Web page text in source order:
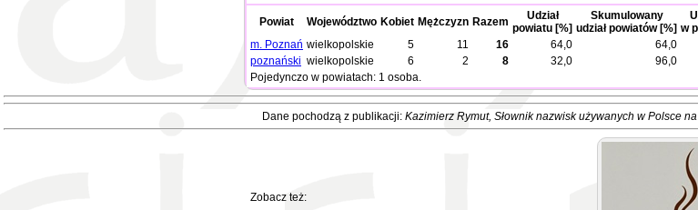
Powiat Województwo Kobiet Mężczyzn Razem
Udział
powiatu [%]
Skumulowany
udział powiatów [%] w
m. Poznań wielkopolskie 5 11 16 64,0 64,0
poznański wielkopolskie 6 2 8 32,0 96,0
Pojedynczo w powiatach: 1 osoba.
Dane pochodzą z publikacji: Kazimierz Rymut, Słownik nazwisk używanych w Polsce
Zobacz też: